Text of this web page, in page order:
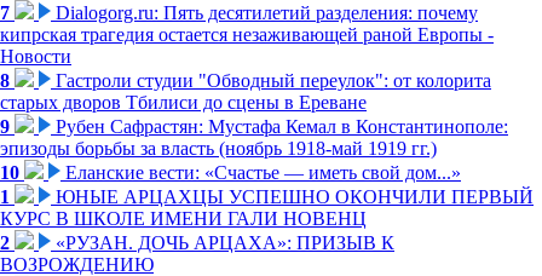
7
Dialogorg.ru: Пять десятилетий разделения: почему
кипрская трагедия остается незаживающей раной Европы -
Новости
8
Гастроли студии "Обводный переулок": от колорита
старых дворов Тбилиси до сцены в Ереване
9
Рубен Сафрастян: Мустафа Кемал в Константинополе:
эпизоды борьбы за власть (ноябрь 1918-май 1919 гг.)
10
Еланские вести: «Счастье — иметь свой дом...»
1
ЮНЫЕ АРЦАХЦЫ УСПЕШНО ОКОНЧИЛИ ПЕРВЫЙ
КУРС В ШКОЛЕ ИМЕНИ ГАЛИ НОВЕНЦ
2
«РУЗАН. ДОЧЬ АРЦАХА»: ПРИЗЫВ К
ВОЗРОЖДЕНИЮ